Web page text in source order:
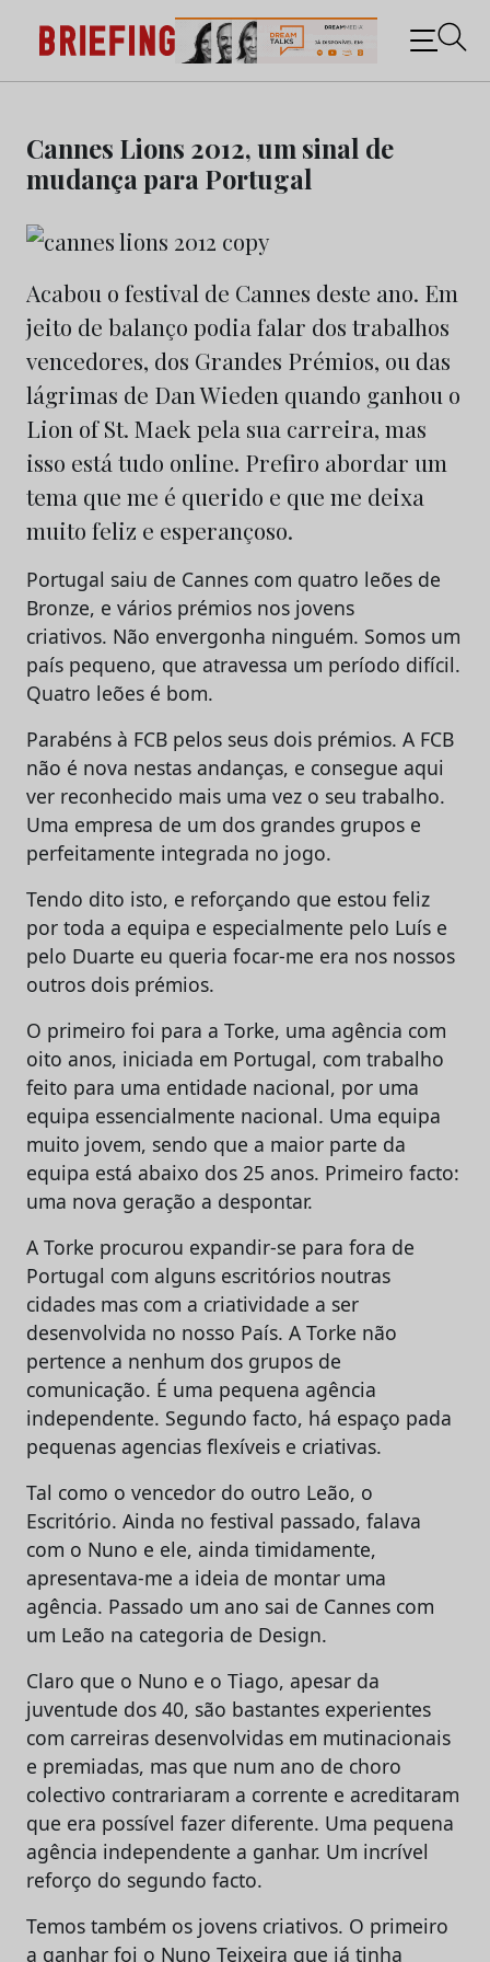
content
Briefing: Todas as notícias sobre os negócios do
Marketing e da Publicidade
Cannes Lions 2012, um sinal de
mudança para Portugal
Acabou o festival de Cannes deste ano. Em
jeito de balanço podia falar dos trabalhos
vencedores, dos Grandes Prémios, ou das
lágrimas de Dan Wieden quando ganhou o
Lion of St. Maek pela sua carreira, mas
isso está tudo online. Prefiro abordar um
tema que me é querido e que me deixa
muito feliz e esperançoso.
Portugal saiu de Cannes com quatro leões de
Bronze, e vários prémios nos jovens
criativos. Não envergonha ninguém. Somos um
país pequeno, que atravessa um período difícil.
Quatro leões é bom.
Parabéns à FCB pelos seus dois prémios. A FCB
não é nova nestas andanças, e consegue aqui
ver reconhecido mais uma vez o seu trabalho.
Uma empresa de um dos grandes grupos e
perfeitamente integrada no jogo.
Tendo dito isto, e reforçando que estou feliz
por toda a equipa e especialmente pelo Luís e
pelo Duarte eu queria focar-me era nos nossos
outros dois prémios.
O primeiro foi para a Torke, uma agência com
oito anos, iniciada em Portugal, com trabalho
feito para uma entidade nacional, por uma
equipa essencialmente nacional. Uma equipa
muito jovem, sendo que a maior parte da
equipa está abaixo dos 25 anos. Primeiro facto:
uma nova geração a despontar.
A Torke procurou expandir-se para fora de
Portugal com alguns escritórios noutras
cidades mas com a criatividade a ser
desenvolvida no nosso País. A Torke não
pertence a nenhum dos grupos de
comunicação. É uma pequena agência
independente. Segundo facto, há espaço pada
pequenas agencias flexíveis e criativas.
Tal como o vencedor do outro Leão, o
Escritório. Ainda no festival passado, falava
com o Nuno e ele, ainda timidamente,
apresentava-me a ideia de montar uma
agência. Passado um ano sai de Cannes com
um Leão na categoria de Design.
Claro que o Nuno e o Tiago, apesar da
juventude dos 40, são bastantes experientes
com carreiras desenvolvidas em mutinacionais
e premiadas, mas que num ano de choro
colectivo contrariaram a corrente e acreditaram
que era possível fazer diferente. Uma pequena
agência independente a ganhar. Um incrível
reforço do segundo facto.
Temos também os jovens criativos. O primeiro
a ganhar foi o Nuno Teixeira que já tinha